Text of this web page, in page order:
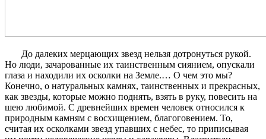
До далеких мерцающих звезд нельзя дотронуться рукой.
Но люди, зачарованные их таинственным сиянием, опускали
глаза и находили их осколки на Земле.… О чем это мы?
Конечно, о натуральных камнях, таинственных и прекрасных,
как звезды, которые можно поднять, взять в руку, повесить на
шею любимой. С древнейших времен человек относился к
природным камням с восхищением, благоговением. То,
считая их осколками звезд упавших с небес, то приписывая